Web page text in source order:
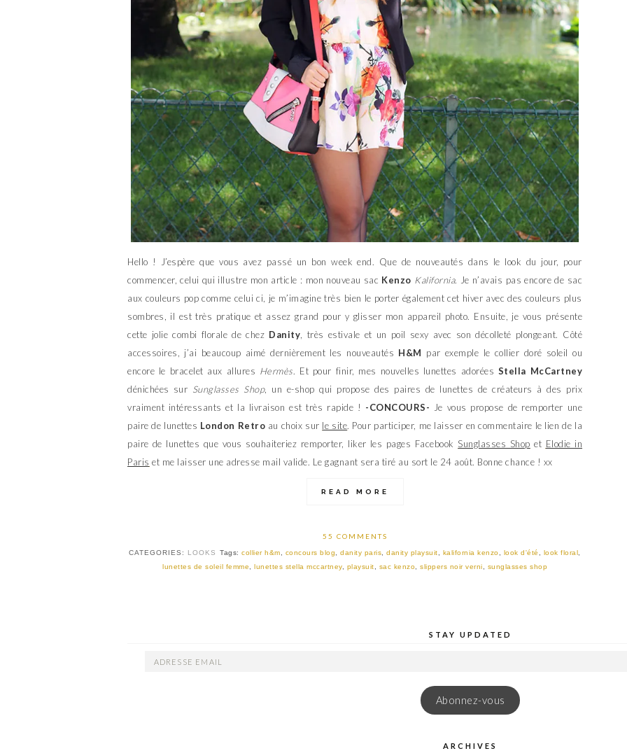
Hello ! J’espère que vous avez passé un bon week end. Que de nouveautés dans le look du jour, pour
commencer, celui qui illustre mon article : mon nouveau sac Kenzo Kalifornia. Je n’avais pas encore de sac
aux couleurs pop comme celui ci, je m’imagine très bien le porter également cet hiver avec des couleurs plus
sombres, il est très pratique et assez grand pour y glisser mon appareil photo. Ensuite, je vous présente
cette jolie combi florale de chez Danity, très estivale et un poil sexy avec son décolleté plongeant. Côté
accessoires, j’ai beaucoup aimé dernièrement les nouveautés H&M par exemple le collier doré soleil ou
encore le bracelet aux allures Hermès. Et pour finir, mes nouvelles lunettes adorées Stella McCartney
dénichées sur Sunglasses Shop, un e-shop qui propose des paires de lunettes de créateurs à des prix
vraiment intéressants et la livraison est très rapide ! -CONCOURS- Je vous propose de remporter une
paire de lunettes London Retro au choix sur le site. Pour participer, me laisser en commentaire le lien de la
paire de lunettes que vous souhaiteriez remporter, liker les pages Facebook Sunglasses Shop et Elodie in
Paris et me laisser une adresse mail valide. Le gagnant sera tiré au sort le 24 août. Bonne chance ! xx
READ MORE
55 COMMENTS
CATEGORIES: LOOKS Tags:collier h&m, concours blog,danity paris,danity playsuit, kalifornia kenzo, look d'été , look floral ,
lunettes de soleil femme, lunettes stella mccartney, playsuit, sac kenzo, slippers noir verni, sunglasses shop
STAY UPDATED
ADRESSE
Abonnez-vous
ARCHIVES